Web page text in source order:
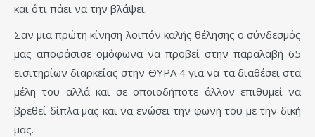
και ότι πάει να την βλάψει.
Σαν μια πρώτη κίνηση λοιπόν καλής θέλησης ο σύνδεσμός
μας αποφάσισε ομόφωνα να προβεί στην παραλαβή 65
εισιτηρίων διαρκείας στην ΘΥΡΑ 4 για να τα διαθέσει στα
μέλη του αλλά και σε οποιοδήποτε άλλον επιθυμεί να
βρεθεί δίπλα μας και να ενώσει την φωνή του με την δική
μας.